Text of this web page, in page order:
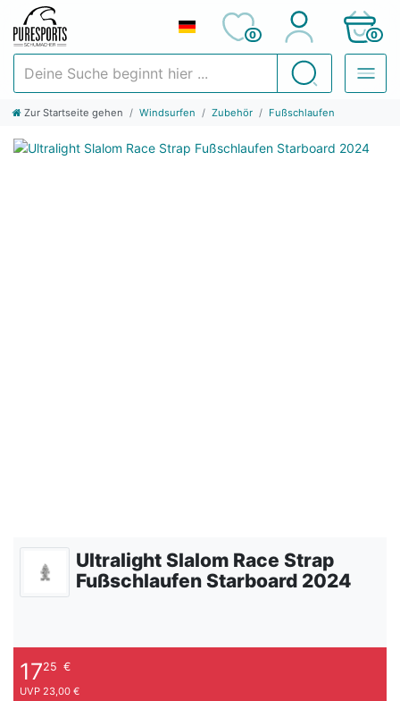
Suchen
0 0
Zur Startseite gehen Windsurfen Zubehör Fußschlaufen
Ultralight Slalom Race Strap
Fußschlaufen Starboard 2024
1725 €
UVP 23,00 €